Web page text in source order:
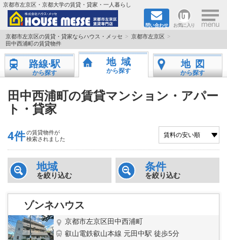
京都市左京区・京都大学の賃貸・貸家・一人暮らし
問い合わせ お気に入り ×
TOPページ
地図から検索
京都大学＆京都芸術大学生さんに
書類DL & 入居者さまへ
家族で住むならマンション？賃家？
一人暮らしの物件特集
ペット相談OKの賃貸！
特選物件
京都市左京区の賃貸・貸家ならハウス・メッセ
京都市左京区
田中西浦町の賃貸物件
路線·駅
から探す
地域
から探す
地図
から探す
田中西浦町の賃貸マンション・アパー
ト・貸家
4件の賃貸物件が
検索されました
地域
を絞り込む
条件
を絞り込む
ゾンネハウス
京都市左京区田中西浦町
叡山電鉄叡山本線 元田中駅 徒歩5分